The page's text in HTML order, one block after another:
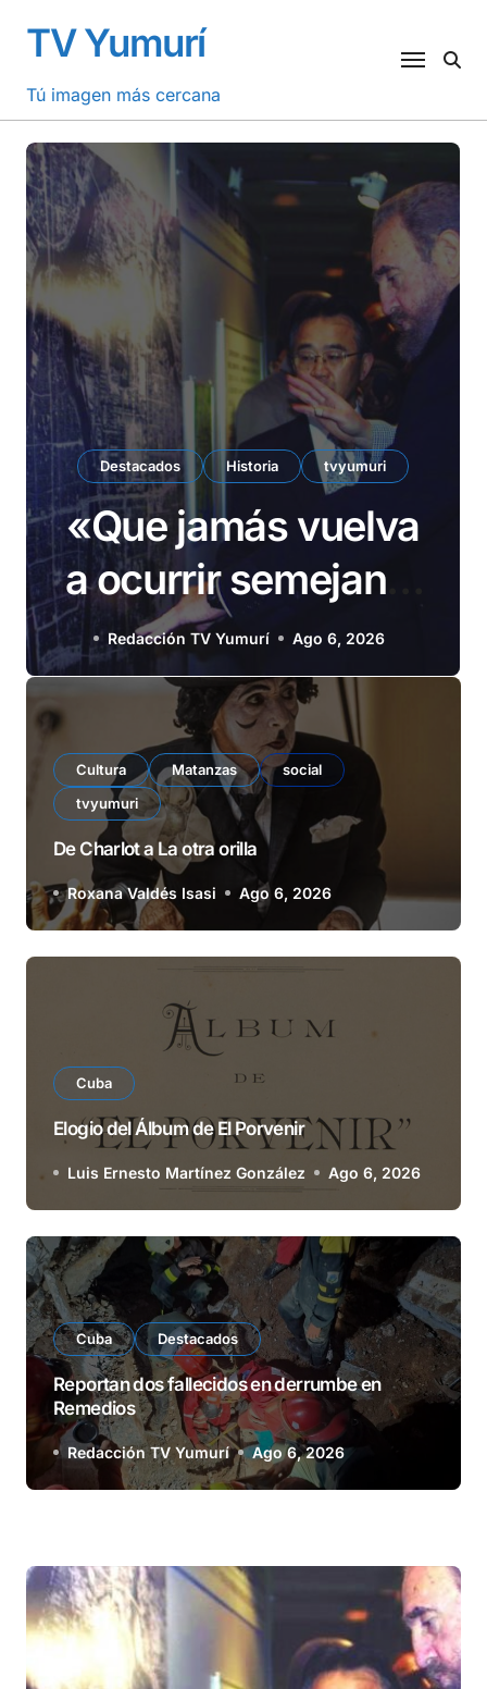
contenido
TV Yumurí
Tú imagen más cercana
Destacados Historia tvyumuri
«Que jamás vuelva
a ocurrir semejante
barbarie»
Redacción TV Yumurí Ago 6, 2026
Cultura Matanzas
social
tvyumuri
De Charlot a La otra orilla
Roxana Valdés Isasi Ago 6, 2026
Cuba
Elogio del Álbum de El Porvenir
Luis Ernesto Martínez González Ago 6, 2026
Cuba Destacados
Reportan dos fallecidos en derrumbe en
Remedios
Redacción TV Yumurí Ago 6, 2026